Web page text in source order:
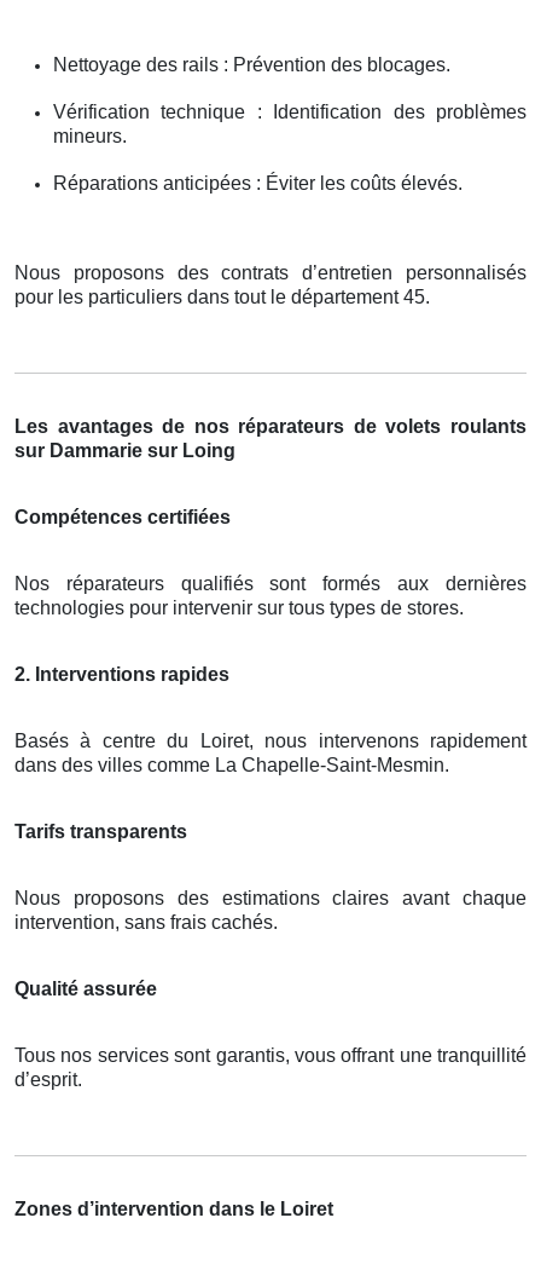
Nettoyage des rails : Prévention des blocages.
Vérification technique : Identification des problèmes
mineurs.
Réparations anticipées : Éviter les coûts élevés.
Nous proposons des contrats d’entretien personnalisés
pour les particuliers dans tout le département 45.
Les avantages de nos réparateurs de volets roulants
sur Dammarie sur Loing
Compétences certifiées
Nos réparateurs qualifiés sont formés aux dernières
technologies pour intervenir sur tous types de stores.
2. Interventions rapides
Basés à centre du Loiret, nous intervenons rapidement
dans des villes comme La Chapelle-Saint-Mesmin.
Tarifs transparents
Nous proposons des estimations claires avant chaque
intervention, sans frais cachés.
Qualité assurée
Tous nos services sont garantis, vous offrant une tranquillité
d’esprit.
Zones d’intervention dans le Loiret